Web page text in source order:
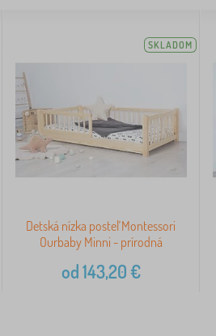
SKLADOM
Detská nízka posteľ Montessori
Ourbaby Minni - prírodná
od143,20€